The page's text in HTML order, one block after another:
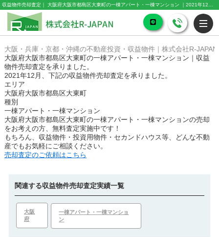
大阪・兵庫・京都・沖縄の不動産投資・収益物件｜株式会社R-JAPAN
大阪府大阪市都島区大東町の一棟アパート・一棟マンション｜収益
物件売却査定を承りました。
2021年12月、下記の収益物件売却査定を承りました。
エリア
大阪府大阪市都島区大東町
種別
一棟アパート・一棟マンション
大阪府大阪市都島区大東町の一棟アパート・一棟マンションの売却
をお考えの方、無料査定実施中です！
もちろん、収益物件・投資用物件・セカンドハウス等、どんな不動
産でもお気軽にご相談ください。
売却査定のご依頼はこちら
関連する収益物件売却査定実績一覧
大阪
府
一棟アパート・一棟マンショ
ン